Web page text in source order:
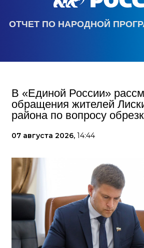
ОТЧЕТ ПО НАРОДНОЙ
В «Единой России»
обращения жителей
района по вопросу
07 августа 2026, 14:44